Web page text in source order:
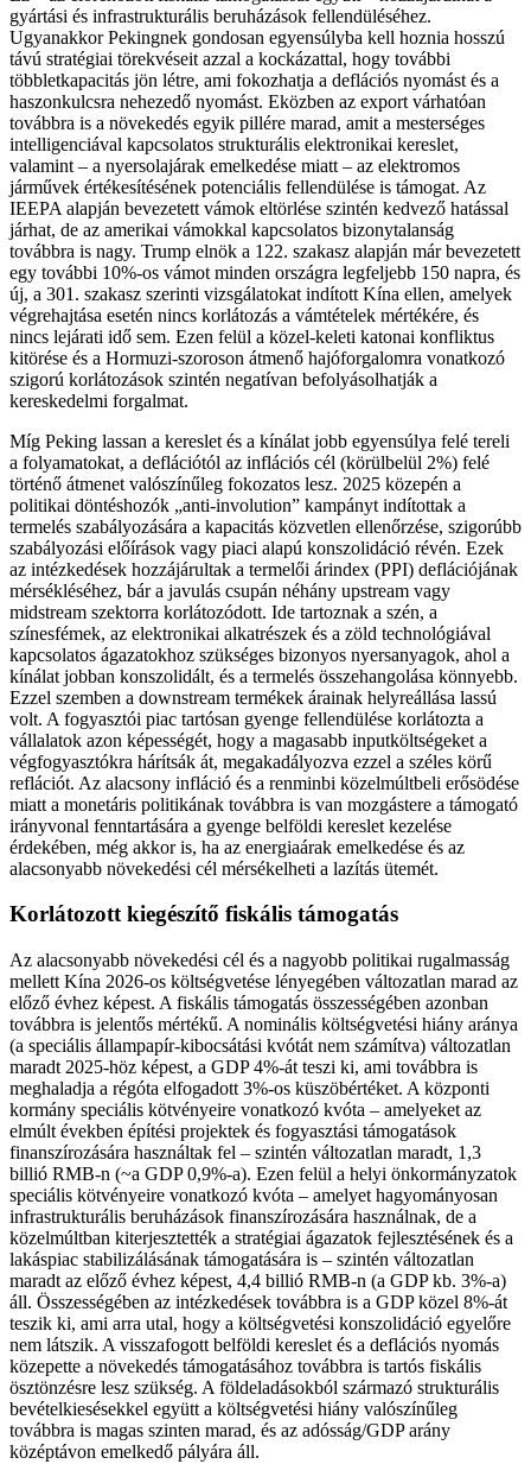
gyártási és infrastrukturális beruházások fellendüléséhez.
Ugyanakkor Pekingnek gondosan egyensúlyba kell hoznia hosszú
távú stratégiai törekvéseit azzal a kockázattal, hogy további
többletkapacitás jön létre, ami fokozhatja a deflációs nyomást és a
haszonkulcsra nehezedő nyomást. Eközben az export várhatóan
továbbra is a növekedés egyik pillére marad, amit a mesterséges
intelligenciával kapcsolatos strukturális elektronikai kereslet,
valamint – a nyersolajárak emelkedése miatt – az elektromos
járművek értékesítésének potenciális fellendülése is támogat. Az
IEEPA alapján bevezetett vámok eltörlése szintén kedvező hatással
járhat, de az amerikai vámokkal kapcsolatos bizonytalanság
továbbra is nagy. Trump elnök a 122. szakasz alapján már bevezetett
egy további 10%-os vámot minden országra legfeljebb 150 napra, és
új, a 301. szakasz szerinti vizsgálatokat indított Kína ellen, amelyek
végrehajtása esetén nincs korlátozás a vámtételek mértékére, és
nincs lejárati idő sem. Ezen felül a közel-keleti katonai konfliktus
kitörése és a Hormuzi-szoroson átmenő hajóforgalomra vonatkozó
szigorú korlátozások szintén negatívan befolyásolhatják a
kereskedelmi forgalmat.
Míg Peking lassan a kereslet és a kínálat jobb egyensúlya felé tereli
a folyamatokat, a deflációtól az inflációs cél (körülbelül 2%) felé
történő átmenet valószínűleg fokozatos lesz. 2025 közepén a
politikai döntéshozók „anti-involution” kampányt indítottak a
termelés szabályozására a kapacitás közvetlen ellenőrzése, szigorúbb
szabályozási előírások vagy piaci alapú konszolidáció révén. Ezek
az intézkedések hozzájárultak a termelői árindex (PPI) deflációjának
mérsékléséhez, bár a javulás csupán néhány upstream vagy
midstream szektorra korlátozódott. Ide tartoznak a szén, a
színesfémek, az elektronikai alkatrészek és a zöld technológiával
kapcsolatos ágazatokhoz szükséges bizonyos nyersanyagok, ahol a
kínálat jobban konszolidált, és a termelés összehangolása könnyebb.
Ezzel szemben a downstream termékek árainak helyreállása lassú
volt. A fogyasztói piac tartósan gyenge fellendülése korlátozta a
vállalatok azon képességét, hogy a magasabb inputköltségeket a
végfogyasztókra hárítsák át, megakadályozva ezzel a széles körű
reflációt. Az alacsony infláció és a renminbi közelmúltbeli erősödése
miatt a monetáris politikának továbbra is van mozgástere a támogató
irányvonal fenntartására a gyenge belföldi kereslet kezelése
érdekében, még akkor is, ha az energiaárak emelkedése és az
alacsonyabb növekedési cél mérsékelheti a lazítás ütemét.
Korlátozott kiegészítő fiskális támogatás
Az alacsonyabb növekedési cél és a nagyobb politikai rugalmasság
mellett Kína 2026-os költségvetése lényegében változatlan marad az
előző évhez képest. A fiskális támogatás összességében azonban
továbbra is jelentős mértékű. A nominális költségvetési hiány aránya
(a speciális állampapír-kibocsátási kvótát nem számítva) változatlan
maradt 2025-höz képest, a GDP 4%-át teszi ki, ami továbbra is
meghaladja a régóta elfogadott 3%-os küszöbértéket. A központi
kormány speciális kötvényeire vonatkozó kvóta – amelyeket az
elmúlt években építési projektek és fogyasztási támogatások
finanszírozására használtak fel – szintén változatlan maradt, 1,3
billió RMB-n (~a GDP 0,9%-a). Ezen felül a helyi önkormányzatok
speciális kötvényeire vonatkozó kvóta – amelyet hagyományosan
infrastrukturális beruházások finanszírozására használnak, de a
közelmúltban kiterjesztették a stratégiai ágazatok fejlesztésének és a
lakáspiac stabilizálásának támogatására is – szintén változatlan
maradt az előző évhez képest, 4,4 billió RMB-n (a GDP kb. 3%-a)
áll. Összességében az intézkedések továbbra is a GDP közel 8%-át
teszik ki, ami arra utal, hogy a költségvetési konszolidáció egyelőre
nem látszik. A visszafogott belföldi kereslet és a deflációs nyomás
közepette a növekedés támogatásához továbbra is tartós fiskális
ösztönzésre lesz szükség. A földeladásokból származó strukturális
bevételkiesésekkel együtt a költségvetési hiány valószínűleg
továbbra is magas szinten marad, és az adósság/GDP arány
középtávon emelkedő pályára áll.